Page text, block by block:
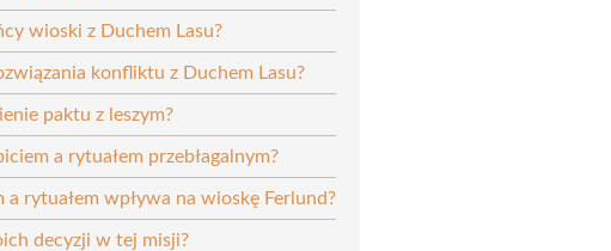
wioski z Duchem Lasu?
konfliktu z Duchem Lasu?
paktu z leszym?
a rytuałem przebłagalnym?
a rytuałem wpływa na wioskę Ferlund?
decyzji w tej misji?